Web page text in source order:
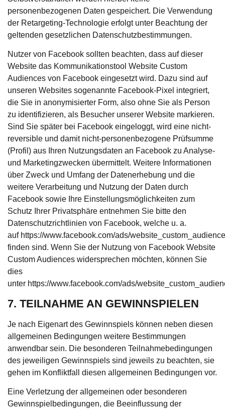
personenbezogenen Daten gespeichert. Die Verwendung
der Retargeting-Technologie erfolgt unter Beachtung der
geltenden gesetzlichen Datenschutzbestimmungen.
Nutzer von Facebook sollten beachten, dass auf dieser
Website das Kommunikationstool Website Custom
Audiences von Facebook eingesetzt wird. Dazu sind auf
unseren Websites sogenannte Facebook-Pixel integriert,
die Sie in anonymisierter Form, also ohne Sie als Person
zu identifizieren, als Besucher unserer Website markieren.
Sind Sie später bei Facebook eingeloggt, wird eine nicht-
reversible und damit nicht-personenbezogene Prüfsumme
(Profil) aus Ihren Nutzungsdaten an Facebook zu Analyse-
und Marketingzwecken übermittelt. Weitere Informationen
über Zweck und Umfang der Datenerhebung und die
weitere Verarbeitung und Nutzung der Daten durch
Facebook sowie Ihre Einstellungsmöglichkeiten zum
Schutz Ihrer Privatsphäre entnehmen Sie bitte den
Datenschutzrichtlinien von Facebook, welche u. a.
auf https://www.facebook.com/ads/
finden sind. Wenn Sie der Nutzung von Facebook Website
Custom Audiences widersprechen möchten, können Sie
dies
unter https://www.facebook.com/ads/
7. TEILNAHME AN GEWINNSPIELEN
Je nach Eigenart des Gewinnspiels können neben diesen
allgemeinen Bedingungen weitere Bestimmungen
anwendbar sein. Die besonderen Teilnahmebedingungen
des jeweiligen Gewinnspiels sind jeweils zu beachten, sie
gehen im Konfliktfall diesen allgemeinen Bedingungen vor.
Eine Verletzung der allgemeinen oder besonderen
Gewinnspielbedingungen, die Beeinflussung der